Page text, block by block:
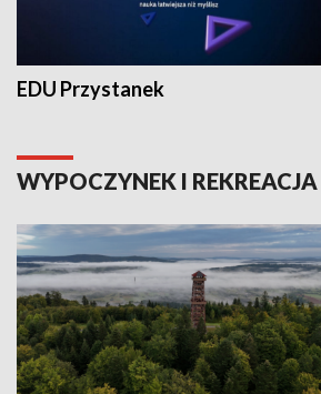
EDU Przystanek
WYPOCZYNEK I REKREACJA